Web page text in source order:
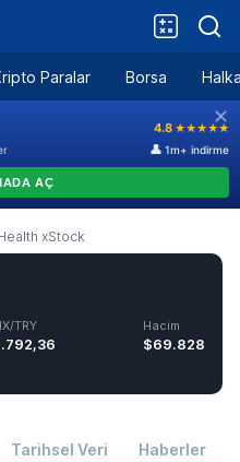
Paralar Borsa
xStock
TRY Hacim
$69.828
Tarihsel Veri Haberler